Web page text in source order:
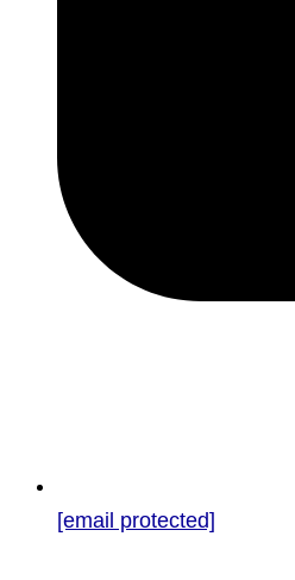
[email protected]